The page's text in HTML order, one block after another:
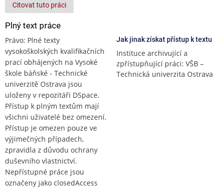
Citovat tuto práci
Plný text práce
Právo: Plné texty
vysokoškolských kvalifikačních
prací obhájených na Vysoké
škole báňské - Technické
univerzitě Ostrava jsou
uloženy v repozitáři DSpace.
Přístup k plným textům mají
všichni uživatelé bez omezení.
Přístup je omezen pouze ve
výjimečných případech,
zpravidla z důvodu ochrany
duševního vlastnictví.
Nepřístupné práce jsou
označeny jako closedAccess
Jak jinak získat přístup k textu
Instituce archivující a
zpřístupňující práci: VŠB –
Technická univerzita Ostrava